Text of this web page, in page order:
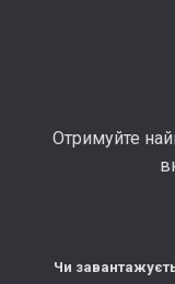
Отримуйте
Чи